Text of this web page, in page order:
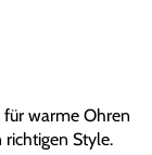
warme Ohren
richtigen Style.